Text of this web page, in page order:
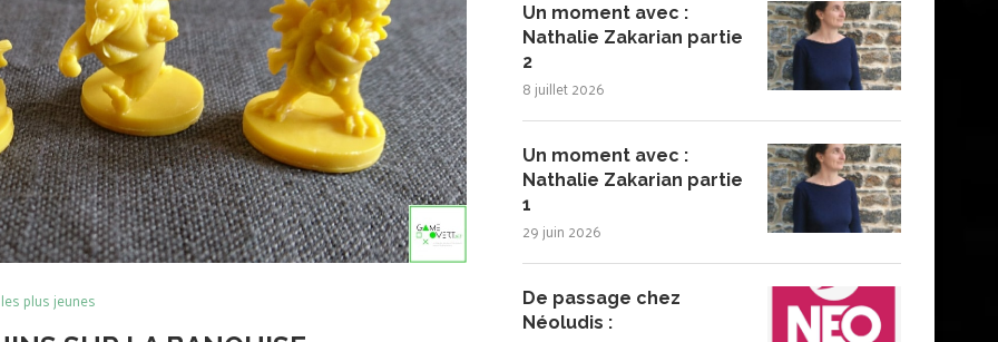
plus jeunes
Un moment avec :
Nathalie Zakarian partie
2
8 juillet 2026
Un moment avec :
Nathalie Zakarian partie
1
29 juin 2026
De passage chez
Néoludis :